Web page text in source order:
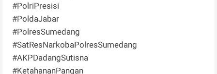
#PolriPresisi
#PoldaJabar
#PolresSumedang
#SatResNarkobaPolresSumedang
#AKPDadangSutisna
#KetahananPangan